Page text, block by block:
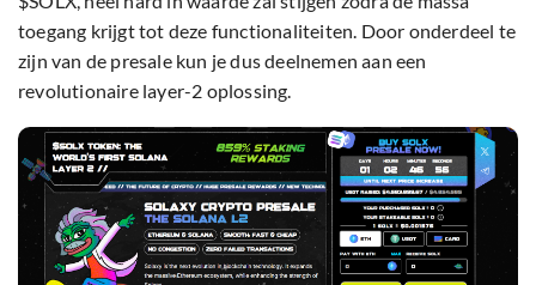
toegang krijgt tot deze functionaliteiten. Door onderdeel te
zijn van de presale kun je dus deelnemen aan een
revolutionaire layer-2 oplossing.